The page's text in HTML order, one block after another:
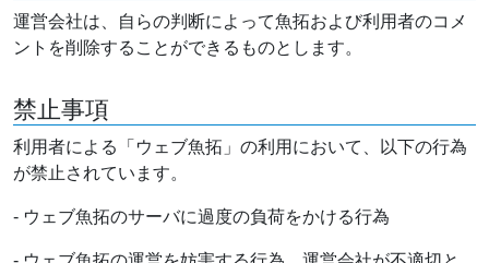
運営会社は、自らの判断によって魚拓および利用者のコメ
ントを削除することができるものとします。
禁止事項
利用者による「ウェブ魚拓」の利用において、以下の行為
が禁止されています。
- ウェブ魚拓のサーバに過度の負荷をかける行為